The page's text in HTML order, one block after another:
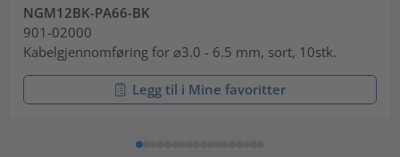
NGM12BK-PA66-BK
901-02000
Kabelgjennomføring for ⌀3.0 - 6.5 mm, sort, 10stk.
Legg til i Mine favoritter